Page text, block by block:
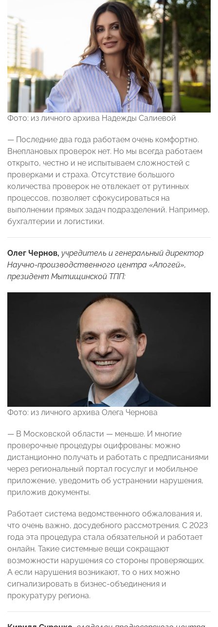
Фото: из личного архива Надежды Салиевой
— Последние два года работаем очень комфортно.
Внеплановых проверок нет. Но мы всегда работаем
открыто, честно и не испытываем сложностей с
проверками и страха. Отсутствие большого
количества проверок не отвлекает от рутинных
процессов, позволяет сфокусироваться на
выполнении прямых задач подразделений. Например,
бухгалтерии и логистики.
Олег Чернов, учредитель и генеральный директор
Научно-производственного центра «Апогей»,
президент Мытищинской ТПП:
Фото: из личного архива Олега Чернова
— В Московской области — меньше. И многие
проверочные процедуры оцифрованы: можно
дистанционно получать и работать с предписаниями
через региональный портал госуслуг и мобильное
приложение, уведомить об устранении нарушения,
приложив документы.
Работает система ведомственного обжалования и,
что очень важно, досудебного рассмотрения. С 2023
года эта процедура стала обязательной и работает
онлайн. Такие системные вещи сокращают
возможности нарушения со стороны проверяющих.
А если нарушения возникают, то о них можно
сигнализировать в бизнес-объединения и
прокуратуру региона.